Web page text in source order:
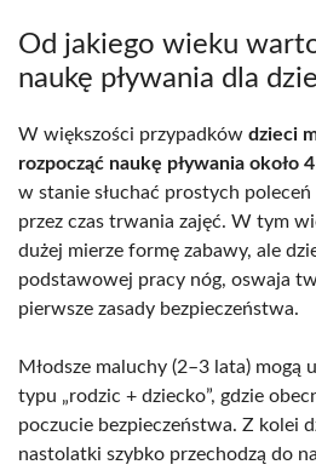
Od jakiego wieku
naukę pływania dla
W większości przypadków dzieci
rozpocząć naukę pływania około
w stanie słuchać prostych
przez czas trwania zajęć. W tym
dużej mierze formę zabawy, ale
podstawowej pracy nóg, oswaja
pierwsze zasady bezpieczeństwa.
Młodsze maluchy (2–3 lata) mogą
typu „rodzic + dziecko”, gdzie
poczucie bezpieczeństwa. Z kolei
nastolatki szybko przechodzą do